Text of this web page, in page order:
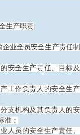
生产职责
企业全员安全生产责任制
安全生产责任、目标及
产工作负责人的安全生产
分支机构及其负责人的安
准；
人员的安全生产责任、